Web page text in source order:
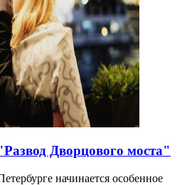
Дворцового моста"
начинается особенное